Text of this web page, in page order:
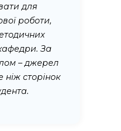
для
роботи,
За
– джерел
сторінок